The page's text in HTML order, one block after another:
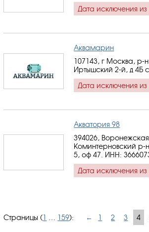
Дата исключения
Аквамарин
107143, г Москва, р-
Иртышский 2-й, д 4Б
Дата исключения
Акватория 98
394026,
Коминтерновский р-
5, оф 47. ИНН:
Дата исключения
Страницы (1 159): ← 1 2 3 4